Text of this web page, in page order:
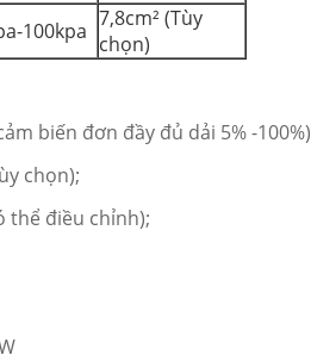
100kpa 7,8cm² (Tùy
chọn)
biến đơn đầy đủ dải 5% -100%)
chọn);
thể điều chỉnh);